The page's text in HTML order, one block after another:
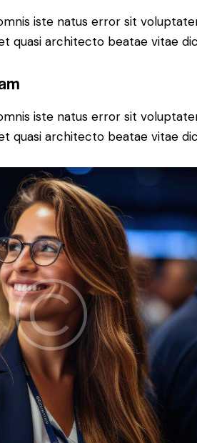
iste natus error sit
quasi architecto beatae vitae
iste natus error sit
quasi architecto beatae vitae